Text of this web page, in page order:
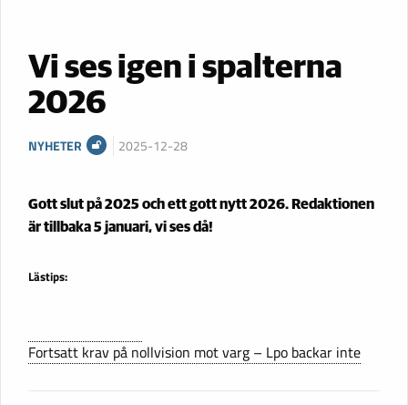
Vi ses igen i spalterna
2026
NYHETER 2025-12-28
Gott slut på 2025 och ett gott nytt 2026. Redaktionen
är tillbaka 5 januari, vi ses då!
Lästips:
Fortsatt krav på nollvision mot varg – Lpo backar inte